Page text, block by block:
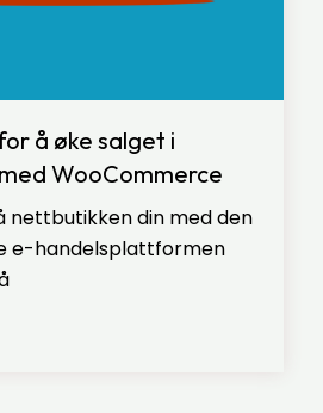
å øke salget i
WooCommerce
nettbutikken din med den
e-handelsplattformen